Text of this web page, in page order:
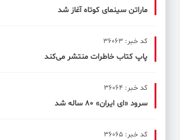
ماراتن سینمای کوتاه آغاز شد
کد خبر: 36063
پاپ کتاب خاطرات منتشر می‌کند
کد خبر: 36064
سرود «ای ایران» ۸۰ ساله شد
کد خبر: 36065